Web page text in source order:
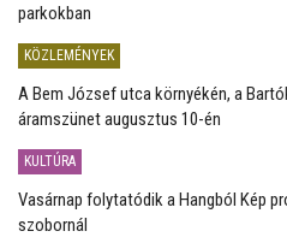
parkokban
KÖZLEMÉNYEK
A Bem József utca környékén, a
áramszünet augusztus 10-én
KULTÚRA
Vasárnap folytatódik a Hangból Kép
szobornál